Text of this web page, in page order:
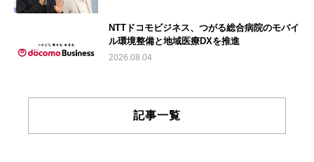
NTTドコモビジネス、つがる総合病院のモバイ
ル環境整備と地域医療DXを推進
2026.08.04
記事一覧